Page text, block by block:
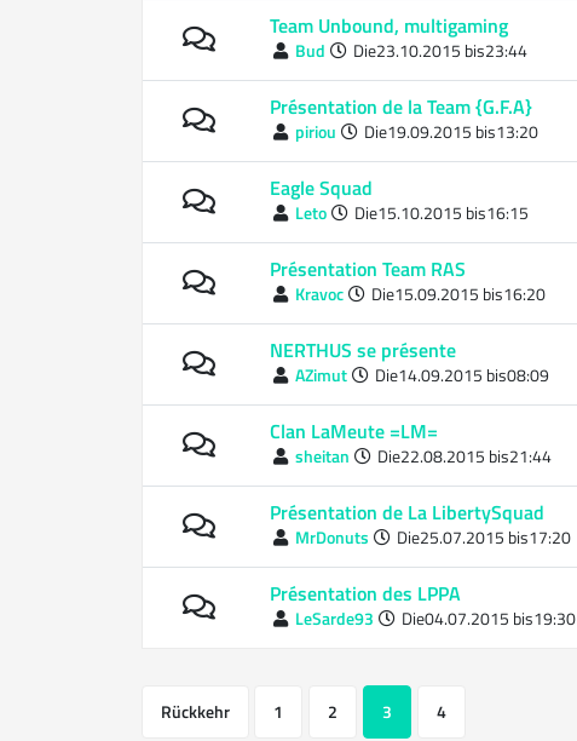
Team Unbound, multigaming
Bud Die23.10.2015 bis23:44
Présentation de la Team {G.F.A}
piriou Die19.09.2015 bis13:20
Eagle Squad
Leto Die15.10.2015 bis16:15
Présentation Team RAS
Kravoc Die15.09.2015 bis16:20
NERTHUS se présente
AZimut Die14.09.2015 bis08:09
Clan LaMeute =LM=
sheitan Die22.08.2015 bis21:44
Présentation de La LibertySquad
MrDonuts Die25.07.2015 bis17:20
Présentation des LPPA
LeSarde93 Die04.07.2015 bis19:30
Rückkehr 1 2 3 4